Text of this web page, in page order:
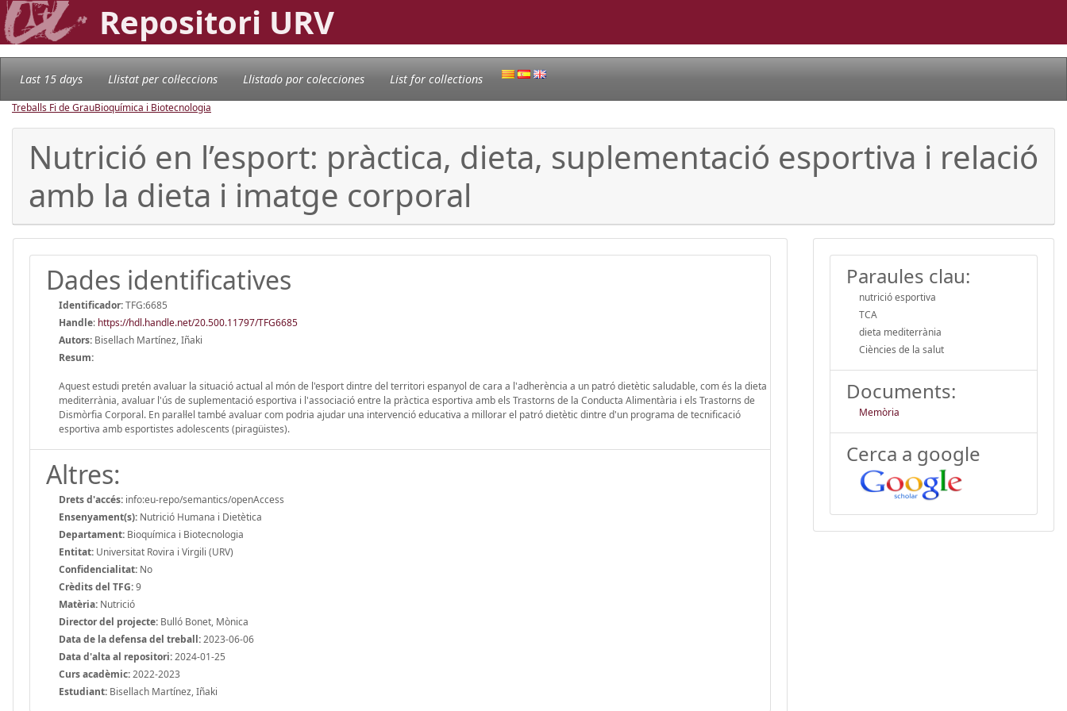
Repositori URV
Last 15 days Llistat per col·leccions Llistado por colecciones List for collections
Treballs Fi de GrauBioquímica i Biotecnologia
Nutrició en l’esport: pràctica, dieta, suplementació esportiva i relació
amb la dieta i imatge corporal
Dades identificatives
Identificador:TFG:6685
Handle: https://hdl.handle.net/20.500.11797/TFG6685
Autors: Bisellach Martínez, Iñaki
Resum:
Aquest estudi pretén avaluar la situació actual al món de l'esport dintre del territori espanyol de cara a l'adherència a un patró dietètic saludable, com és la dieta
mediterrània, avaluar l'ús de suplementació esportiva i l'associació entre la pràctica esportiva amb els Trastorns de la Conducta Alimentària i els Trastorns de
Dismòrfia Corporal. En paral·lel també avaluar com podria ajudar una intervenció educativa a millorar el patró dietètic dintre d'un programa de tecnificació
esportiva amb esportistes adolescents (piragüistes).
Altres:
Drets d'accés: info:eu-repo/semantics/openAccess
Ensenyament(s): Nutrició Humana i Dietètica
Departament: Bioquímica i Biotecnologia
Entitat: Universitat Rovira i Virgili (URV)
Confidencialitat: No
Crèdits del TFG:9
Matèria: Nutrició
Director del projecte: Bulló Bonet, Mònica
Data de la defensa del treball:2023-06-06
Data d'alta al repositori:2024-01-25
Curs acadèmic:2022-2023
Estudiant: Bisellach Martínez, Iñaki
Paraules clau:
nutrició esportiva
TCA
dieta mediterrània
Ciències de la salut
Documents:
Memòria
Cerca a google